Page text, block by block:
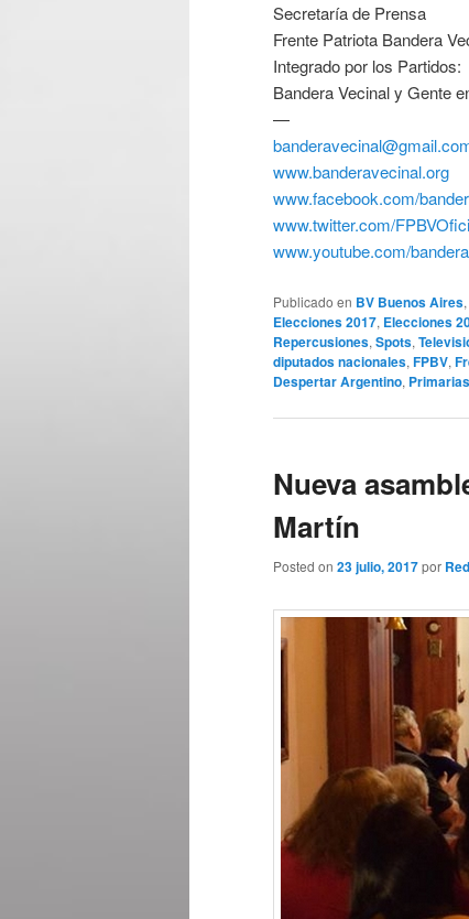
Secretaría de Prensa
Frente Patriota Bandera
Integrado por los Partidos:
Bandera Vecinal y Gente
—
www.banderavecinal.org
www.facebook.com/
www.twitter.com/
www.youtube.com/
Publicado en BV Buenos Aires,
Elecciones 2017, Elecciones
Repercusiones, Spots,
diputados nacionales, FPBV,
Despertar Argentino, Primarias
Nueva
Martín
Posted on 23 julio, 2017por